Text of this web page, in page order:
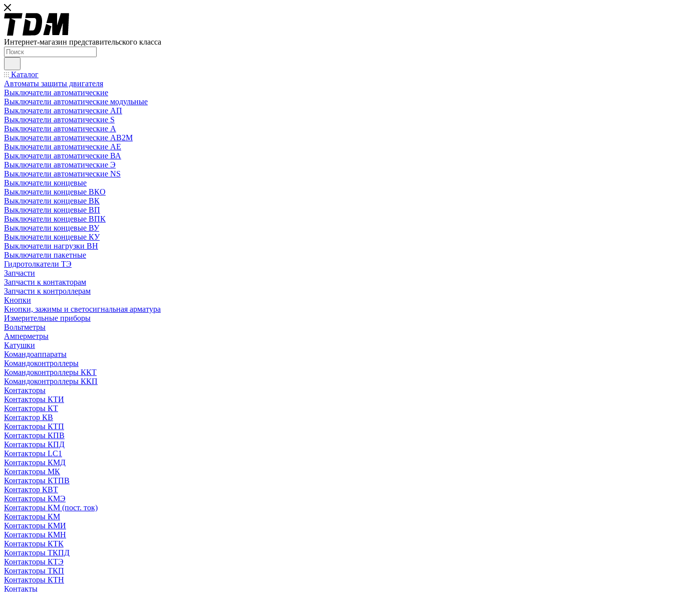
Интернет-магазин представительского класса
Каталог
Автоматы защиты двигателя
Выключатели автоматические
Выключатели автоматические модульные
Выключатели автоматические АП
Выключатели автоматические S
Выключатели автоматические А
Выключатели автоматические АВ2М
Выключатели автоматические АЕ
Выключатели автоматические ВА
Выключатели автоматические Э
Выключатели автоматические NS
Выключатели концевые
Выключатели концевые ВКО
Выключатели концевые ВК
Выключатели концевые ВП
Выключатели концевые ВПК
Выключатели концевые ВУ
Выключатели концевые КУ
Выключатели нагрузки ВН
Выключатели пакетные
Гидротолкатели ТЭ
Запчасти
Запчасти к контакторам
Запчасти к контроллерам
Кнопки
Кнопки, зажимы и светосигнальная арматура
Измерительные приборы
Вольтметры
Амперметры
Катушки
Командоаппараты
Командоконтроллеры
Командоконтроллеры ККТ
Командоконтроллеры ККП
Контакторы
Контакторы КТИ
Контакторы КТ
Контактор КВ
Контакторы КТП
Контакторы КПВ
Контакторы КПД
Контакторы LC1
Контакторы КМД
Контакторы МК
Контакторы КТПВ
Контактор КВТ
Контакторы КМЭ
Контакторы КМ (пост. ток)
Контакторы КМ
Контакторы КМИ
Контакторы КМН
Контакторы КТК
Контакторы ТКПД
Контакторы КТЭ
Контакторы ТКП
Контакторы КТН
Контакты